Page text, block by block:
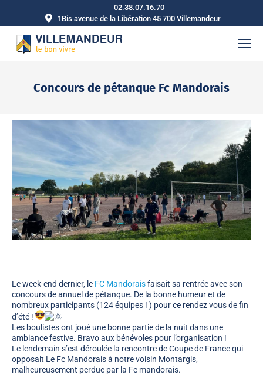
02.38.07.16.70
1Bis avenue de la Libération 45 700 Villemandeur
Concours de pétanque Fc Mandorais
Le week-end dernier, le FC Mandoraisfaisait sa rentrée avec son
concours de annuel de pétanque. De la bonne humeur et de
nombreux participants (124 équipes ! ) pour ce rendez vous de fin
d’été !
Les boulistes ont joué une bonne partie de la nuit dans une
ambiance festive. Bravo aux bénévoles pour l’organisation !
Le lendemain s’est déroulée la rencontre de Coupe de France qui
opposait Le Fc Mandorais à notre voisin Montargis,
malheureusement perdue par la Fc mandorais.